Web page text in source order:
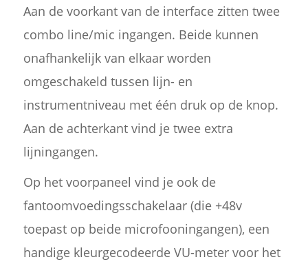
Aan de voorkant van de interface zitten twee
combo line/mic ingangen. Beide kunnen
onafhankelijk van elkaar worden
omgeschakeld tussen lijn- en
instrumentniveau met één druk op de knop.
Aan de achterkant vind je twee extra
lijningangen.
Op het voorpaneel vind je ook de
fantoomvoedingsschakelaar (die +48v
toepast op beide microfooningangen), een
handige kleurgecodeerde VU-meter voor het